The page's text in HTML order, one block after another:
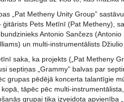
„Pat Metheny Unity Group”
ģitārists Pets Metīnī (Pat Metheny),
Antonio Sančezs
un multi-instrumentālists
saka, ka projekts („Pat Metheny
septiņas „Grammy” balvas par
grupas pēdējā koncerta talantīgie
kopā, tāpēc pēc multi-
grupai tika izveidota apvienība